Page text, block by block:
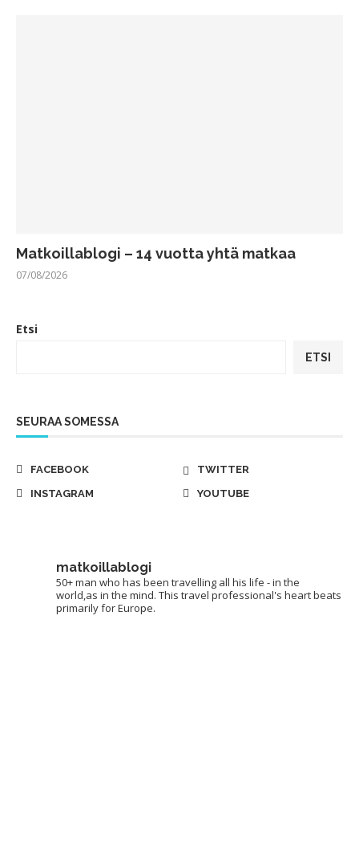
Matkoillablogi – 14 vuotta yhtä matkaa
07/08/2026
Etsi
ETSI
SEURAA SOMESSA
FACEBOOK
TWITTER
INSTAGRAM
YOUTUBE
matkoillablogi
50+ man who has been travelling all his life - in the
world,as in the mind. This travel professional's heart beats
primarily for Europe.